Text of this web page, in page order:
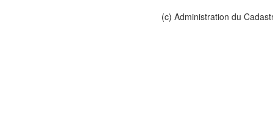
(c) Administration du